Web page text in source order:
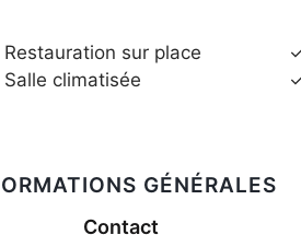
Restauration sur place
Salle climatisée
GÉNÉRALES
Contact